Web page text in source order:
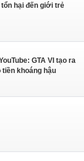
hại đến giới trẻ
GTA VI tạo ra
khoáng hậu